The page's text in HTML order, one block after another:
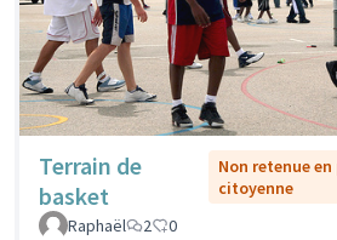
Terrain de
basket
Non retenue
citoyenne
Raphaël
2 0